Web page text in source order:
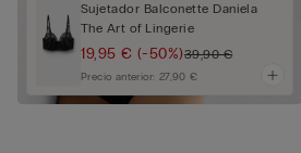
Sujetador Balconette Daniela
The Art of Lingerie
19,95 €(-50%)39,90 €
Precio anterior: 27,90 €